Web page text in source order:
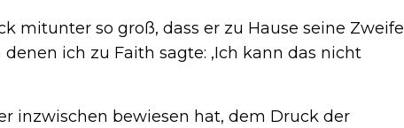
mitunter so groß, dass er zu Hause seine Zweifel
ich zu Faith sagte: ‚Ich kann das nicht
inzwischen bewiesen hat, dem Druck der